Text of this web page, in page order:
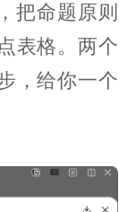
把命题原则
表格。两个
，给你一个